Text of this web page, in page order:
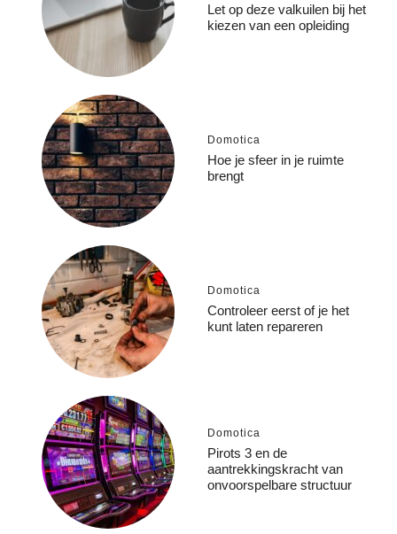
Let op deze valkuilen bij het
kiezen van een opleiding
Domotica
Hoe je sfeer in je ruimte
brengt
Domotica
Controleer eerst of je het
kunt laten repareren
Domotica
Pirots 3 en de
aantrekkingskracht van
onvoorspelbare structuur